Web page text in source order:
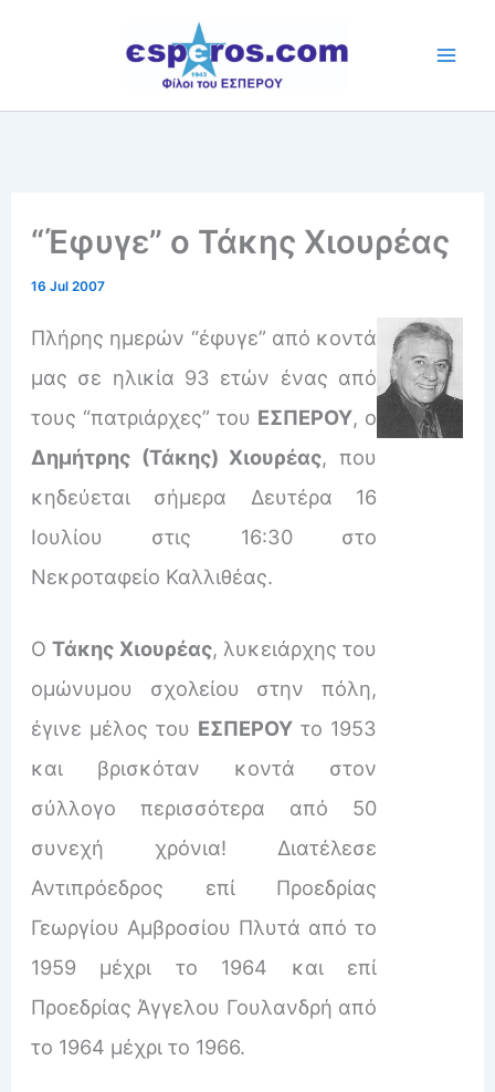
“Έφυγε” ο Τάκης Χιουρέας
16 Jul 2007
Πλήρης ημερών “έφυγε” από κοντά
μας σε ηλικία 93 ετών ένας από
τους “πατριάρχες” του ΕΣΠΕΡΟΥ, ο
Δημήτρης (Τάκης) Χιουρέας, που
κηδεύεται σήμερα Δευτέρα 16
Ιουλίου στις 16:30 στο
Νεκροταφείο Καλλιθέας.
ΟΤάκης Χιουρέας, λυκειάρχης του
ομώνυμου σχολείου στην πόλη,
έγινε μέλος του ΕΣΠΕΡΟΥ το 1953
και βρισκόταν κοντά στον
σύλλογο περισσότερα από 50
συνεχή χρόνια! Διατέλεσε
Αντιπρόεδρος επί Προεδρίας
Γεωργίου Αμβροσίου Πλυτά από το
1959 μέχρι το 1964 και επί
Προεδρίας Άγγελου Γουλανδρή από
το 1964 μέχρι το 1966.